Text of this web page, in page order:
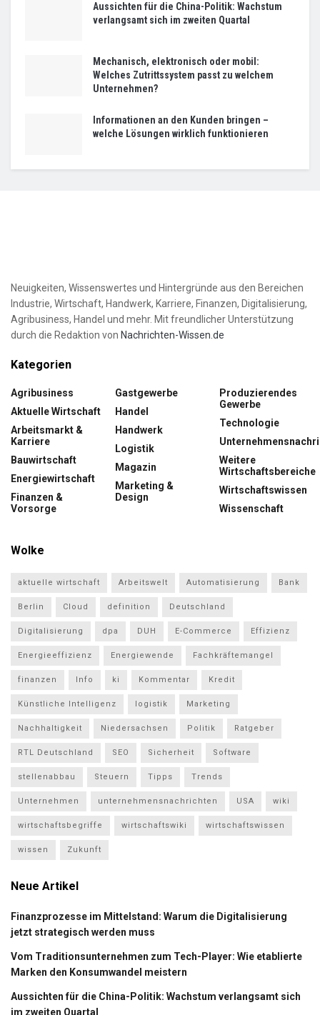
Aussichten für die China-Politik: Wachstum
verlangsamt sich im zweiten Quartal
Mechanisch, elektronisch oder mobil:
Welches Zutrittssystem passt zu welchem
Unternehmen?
Informationen an den Kunden bringen –
welche Lösungen wirklich funktionieren
Neuigkeiten, Wissenswertes und Hintergründe aus den Bereichen
Industrie, Wirtschaft, Handwerk, Karriere, Finanzen, Digitalisierung,
Agribusiness, Handel und mehr. Mit freundlicher Unterstützung
durch die Redaktion von Nachrichten-Wissen.de
Kategorien
Agribusiness
Aktuelle Wirtschaft
Arbeitsmarkt &
Karriere
Bauwirtschaft
Energiewirtschaft
Finanzen &
Vorsorge
Gastgewerbe
Handel
Handwerk
Logistik
Magazin
Marketing &
Design
Produzierendes
Gewerbe
Technologie
Weitere
Wirtschaftsbereiche
Wirtschaftswissen
Wissenschaft
Wolke
aktuelle wirtschaft Arbeitswelt Automatisierung Bank
Berlin Cloud definition Deutschland
Digitalisierung dpa DUH E-Commerce Effizienz
Energieeffizienz Energiewende Fachkräftemangel
finanzen Info ki Kommentar Kredit
Künstliche Intelligenz logistik Marketing
Nachhaltigkeit Niedersachsen Politik Ratgeber
RTL Deutschland SEO Sicherheit Software
stellenabbau Steuern Tipps Trends
Unternehmen unternehmensnachrichten USA wiki
wirtschaftsbegriffe wirtschaftswiki wirtschaftswissen
wissen Zukunft
Neue Artikel
Finanzprozesse im Mittelstand: Warum die Digitalisierung
jetzt strategisch werden muss
Vom Traditionsunternehmen zum Tech-Player: Wie etablierte
Marken den Konsumwandel meistern
Aussichten für die China-Politik: Wachstum verlangsamt sich
im zweiten Quartal